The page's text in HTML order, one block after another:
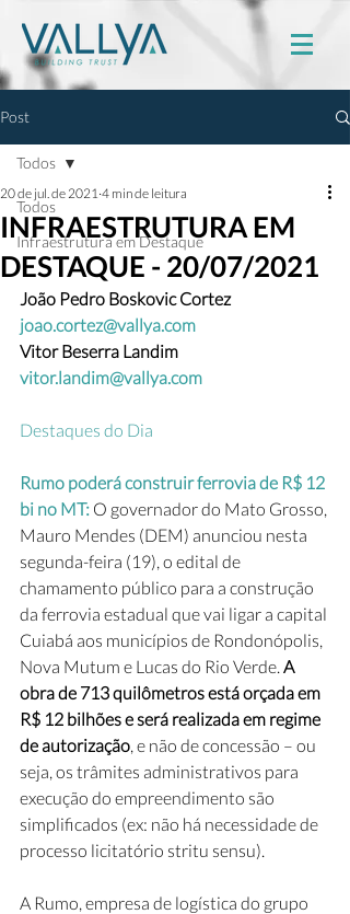
Post
Todos
Infraestrutura em Destaque
Todos
INFRAESTRUTURA EM
DESTAQUE - 20/07/2021
20 de jul. de 2021 4 min de leitura
João Pedro Boskovic Cortez
joao.cortez@vallya.com
Vitor Beserra Landim
vitor.landim@vallya.com
Destaques do Dia
Rumo poderá construir ferrovia de R$ 12
bi no MT: O governador do Mato Grosso,
Mauro Mendes (DEM) anunciou nesta
segunda-feira (19), o edital de
chamamento público para a construção
da ferrovia estadual que vai ligar a capital
Cuiabá aos municípios de Rondonópolis,
Nova Mutum e Lucas do Rio Verde. A
obra de 713 quilômetros está orçada em
R$ 12 bilhões e será realizada em regime
de autorização, e não de concessão – ou
seja, os trâmites administrativos para
execução do empreendimento são
simplificados (ex: não há necessidade de
processo licitatório stritu sensu).
A Rumo, empresa de logística do grupo